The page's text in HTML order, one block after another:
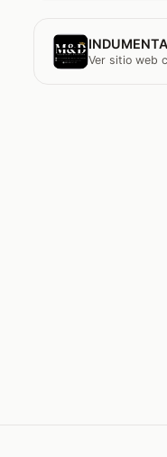
Ver sitio web